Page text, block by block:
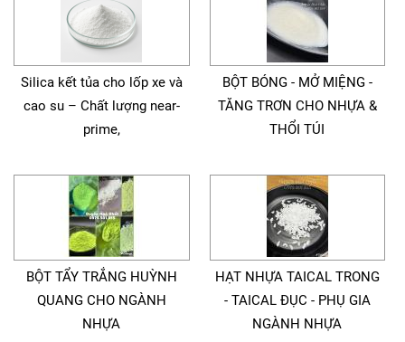
Silica kết tủa cho lốp xe và
cao su – Chất lượng near-
prime,
BỘT BÓNG - MỞ MIỆNG -
TĂNG TRƠN CHO NHỰA &
THỔI TÚI
BỘT TẨY TRẮNG HUỲNH
QUANG CHO NGÀNH
NHỰA
HẠT NHỰA TAICAL TRONG
- TAICAL ĐỤC - PHỤ GIA
NGÀNH NHỰA